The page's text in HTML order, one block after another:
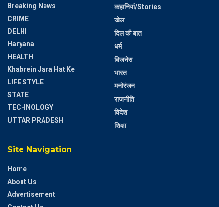
Breaking News
CRIME
DELHI
Haryana
HEALTH
Khabrein Jara Hat Ke
LIFE STYLE
STATE
TECHNOLOGY
UTTAR PRADESH
कहानियां/Stories
खेल
दिल की बात
धर्म
बिजनेस
भारत
मनोरंजन
राजनीति
विदेश
शिक्षा
Site Navigation
Home
About Us
Advertisement